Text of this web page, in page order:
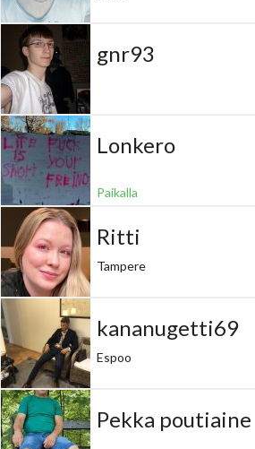
gnr93
Lonkero
Paikalla
Ritti
Tampere
kananugetti69
Espoo
Pekka poutiaine